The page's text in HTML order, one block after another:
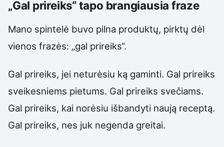
„Gal prireiks“ tapo brangiausia fraze
Mano spintelė buvo pilna produktų, pirktų dėl
vienos frazės: „gal prireiks“.
Gal prireiks, jei neturėsiu ką gaminti. Gal prireiks
sveikesniems pietums. Gal prireiks svečiams.
Gal prireiks, kai norėsiu išbandyti naują receptą.
Gal prireiks, nes juk negenda greitai.